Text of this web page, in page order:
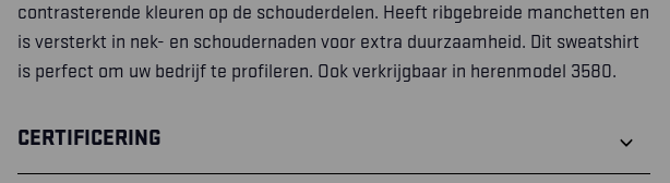
contrasterende kleuren op de schouderdelen. Heeft ribgebreide manchetten en
is versterkt in nek- en schoudernaden voor extra duurzaamheid. Dit sweatshirt
is perfect om uw bedrijf te profileren. Ook verkrijgbaar in herenmodel 3580.
CERTIFICERING